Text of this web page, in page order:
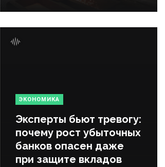
ЭКОНОМИКА
Эксперты бьют тревогу:
почему рост убыточных
банков опасен даже
при защите вкладов